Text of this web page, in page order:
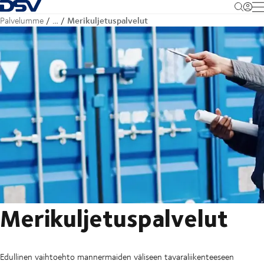
Takaisin kotisivulle
Palvelumme … Merikuljetuspalvelut
Merikuljetuspalvelut
Edullinen vaihtoehto mannermaiden väliseen tavaraliikenteeseen